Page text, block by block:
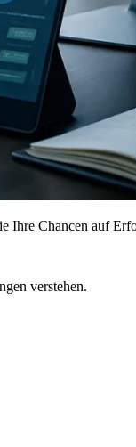
Chancen auf
verstehen.